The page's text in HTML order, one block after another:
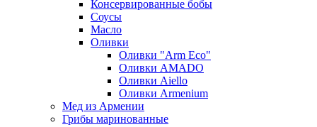
Консервированные бобы
Соусы
Масло
Оливки
Оливки "Arm Eco"
Оливки AMADO
Оливки Aiello
Оливки Armenium
Мед из Армении
Грибы маринованные